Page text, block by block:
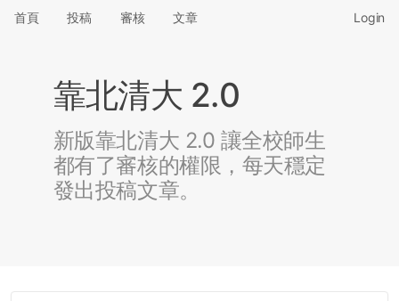
首頁 投稿 審核 文章 Login
靠北清大 2.0
新版靠北清大 2.0 讓全校師生
都有了審核的權限，每天穩定
發出投稿文章。